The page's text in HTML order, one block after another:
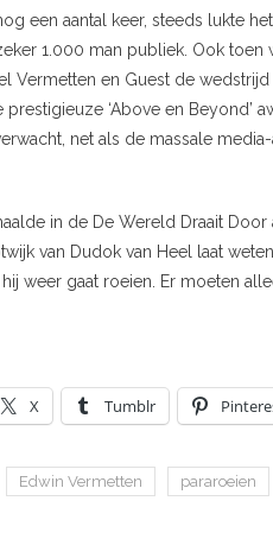
een aantal keer, steeds lukte
1.000 man publiek. Ook
Vermetten en Guest de
‘Above en Beyond’
net als de massale
in de De Wereld Draait
van Dudok van Heel laat
weer gaat roeien. Er moeten
X Tumblr
Edwin Vermetten pararoeien